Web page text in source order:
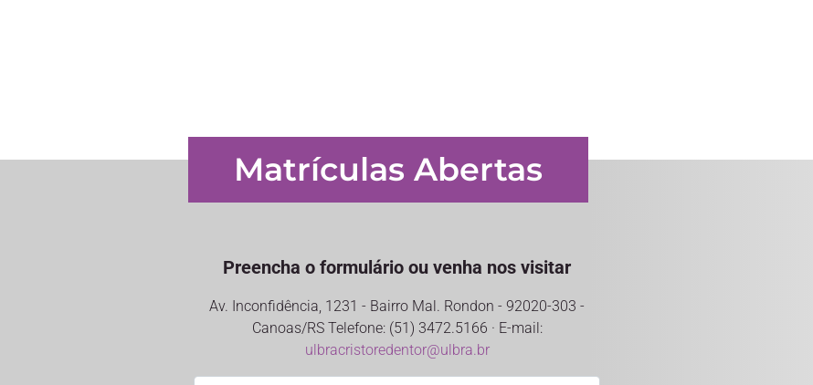
Matrículas Abertas
Preencha o formulário ou venha nos visitar
Av. Inconfidência, 1231 - Bairro Mal. Rondon - 92020-303 -
Canoas/RS Telefone: (51) 3472.5166 · E-mail:
ulbracristoredentor@ulbra.br